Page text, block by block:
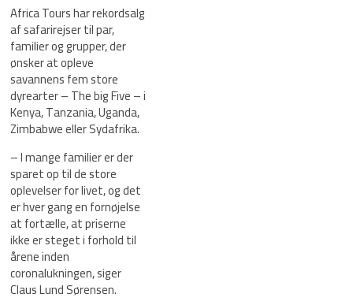
Africa Tours har rekordsalg
af safarirejser til par,
familier og grupper, der
ønsker at opleve
savannens fem store
dyrearter – The big Five – i
Kenya, Tanzania, Uganda,
Zimbabwe eller Sydafrika.
– I mange familier er der
sparet op til de store
oplevelser for livet, og det
er hver gang en fornøjelse
at fortælle, at priserne
ikke er steget i forhold til
årene inden
coronalukningen, siger
Claus Lund Sørensen.